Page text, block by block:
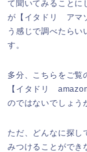
て聞いてみることに
が【イタドリ アマ
う感じで調べたら
す。
多分、こちらをご
【イタドリ
のではないでしょう
ただ、どんなに探し
みつけることができ